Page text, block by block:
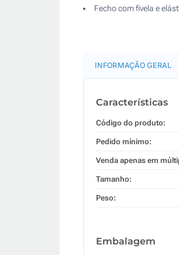
Fecho com fivela e
INFORMAÇÃO GERAL
Características
Código do produto:
Pedido mínimo:
Venda apenas em
Tamanho:
Peso:
Embalagem